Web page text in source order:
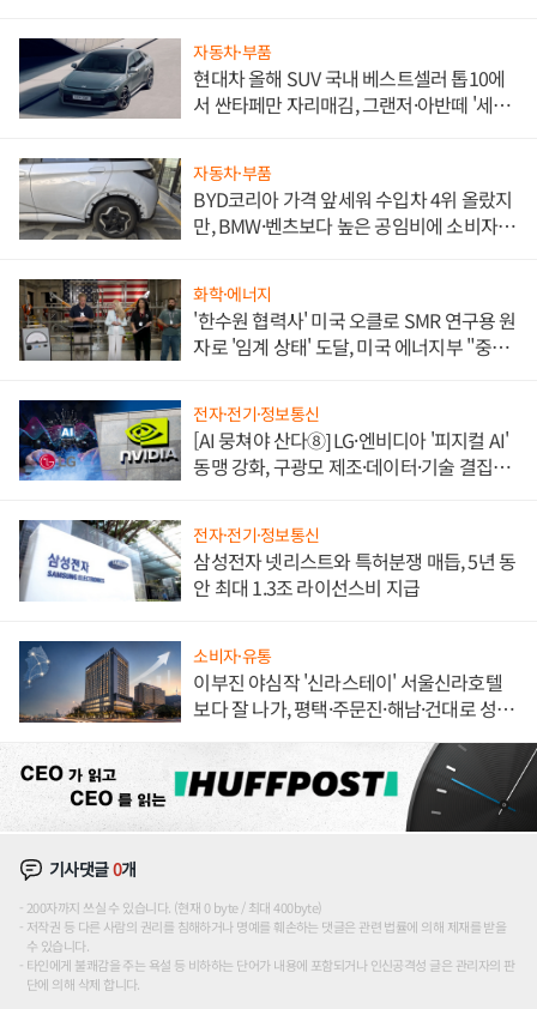
자동차·부품
현대차 올해 SUV 국내 베스트셀러 톱10에
서 싼타페만 자리매김, 그랜저·아반떼 '세단
자동차·부품
BYD코리아 가격 앞세워 수입차 4위 올랐지
만, BMW·벤츠보다 높은 공임비에 소비자
화학·에너지
'한수원 협력사' 미국 오클로 SMR 연구용 원
자로 '임계 상태' 도달, 미국 에너지부 "중요
전자·전기·정보통신
[AI 뭉쳐야 산다⑧] LG·엔비디아 '피지컬 AI'
동맹 강화, 구광모 제조·데이터·기술 결집
전자·전기·정보통신
삼성전자 넷리스트와 특허분쟁 매듭, 5년 동
안 최대 1.3조 라이선스비 지급
소비자·유통
이부진 야심작 '신라스테이' 서울신라호텔
보다 잘 나가, 평택·주문진·해남·건대로 성
기사댓글0개
200자까지 쓰실 수 있습니다. (현재 0 byte / 최대 400byte)
저작권 등 다른 사람의 권리를 침해하거나 명예를 훼손하는 댓글은 관련 법률에 의해 제재를 받을
수 있습니다.
타인에게 불쾌감을 주는 욕설 등 비하하는 단어가 내용에 포함되거나 인신공격성 글은 관리자의 판
단에 의해 삭제 합니다.